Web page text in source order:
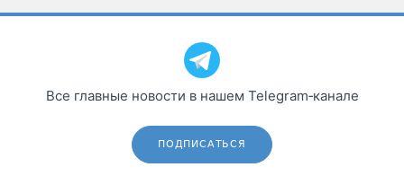
Все главные новости в нашем Telegram‑канале
ПОДПИСАТЬСЯ